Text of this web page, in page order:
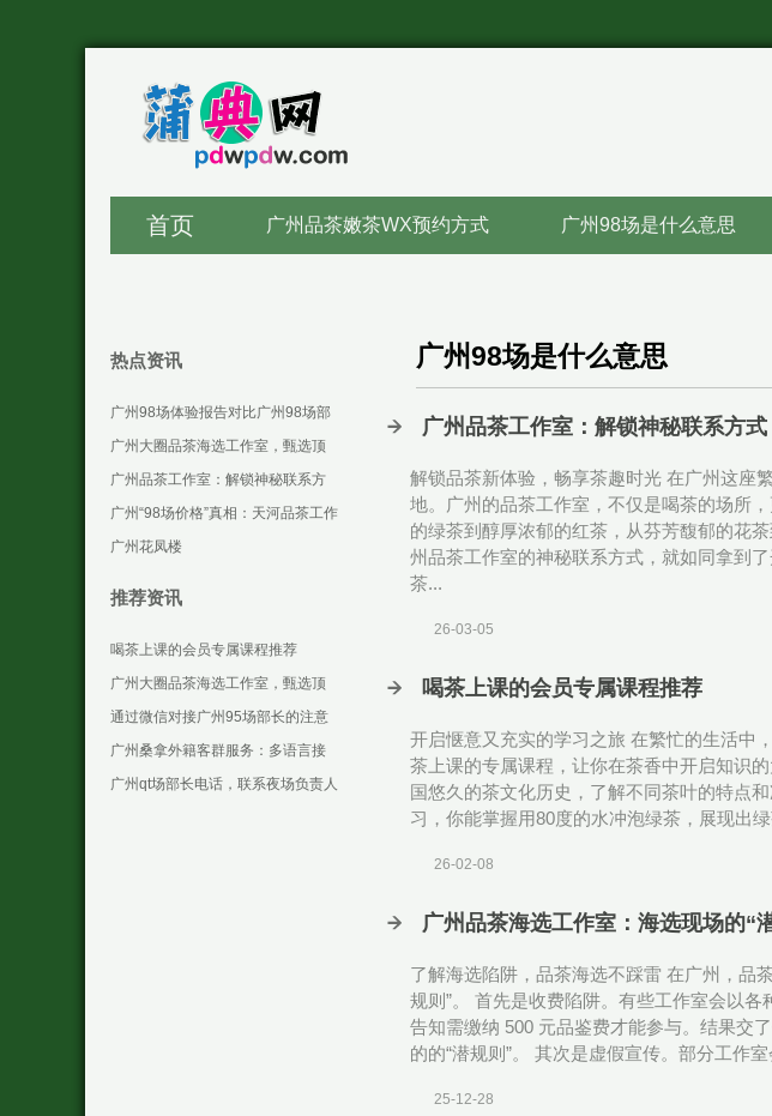
首页 广州品茶嫩茶WX预约方式 广州98场是什么意思
广州98场是什么意思
广州品茶工作室：解锁神秘联系方
解锁品茶新体验，畅享茶趣时光 在广州这座
地。广州的品茶工作室，不仅是喝茶的场所
的绿茶到醇厚浓郁的红茶，从芬芳馥郁的花
州品茶工作室的神秘联系方式，就如同拿到
茶...
26-03-05
喝茶上课的会员专属课程推荐
开启惬意又充实的学习之旅 在繁忙的生活中
茶上课的专属课程，让你在茶香中开启知识
国悠久的茶文化历史，了解不同茶叶的特点
习，你能掌握用80度的水冲泡绿茶，展现出
26-02-08
广州品茶海选工作室‌：海选现场的“
了解海选陷阱，品茶海选不踩雷 在广州，品
规则”。 首先是收费陷阱。有些工作室会以
告知需缴纳 500 元品鉴费才能参与。结果交
的的“潜规则”。 其次是虚假宣传。部分工作
25-12-28
热点资讯
‌广州98场体验报告对比广州98场部
长联系方式‌：夜场服务体验报告
_106
广州大圈品茶海选工作室，甄选顶
级茶韵佳人
广州品茶工作室：解锁神秘联系方
式，畅享茶趣
广州“98场价格”真相：天河品茶工作
室与广佛QT场所实测
广州花凤楼
推荐资讯
喝茶上课的会员专属课程推荐
广州大圈品茶海选工作室，甄选顶
级茶韵佳人
通过微信对接广州95场部长的注意
事项
广州桑拿外籍客群服务：多语言接
待现状调查
广州qt场部长电话，联系夜场负责人